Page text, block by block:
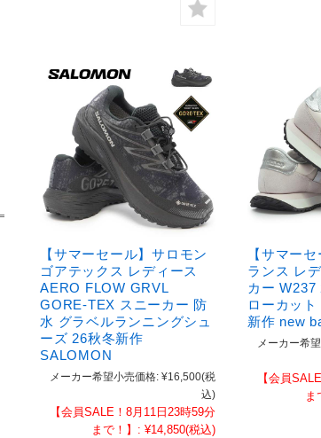
【サマーセール】サロモン
ゴアテックス レディース
AERO FLOW GRVL
GORE-TEX スニーカー 防
水 グラベルランニングシュ
ーズ 26秋冬新作
SALOMON
メーカー希望小売価格: ¥16,500(税
込)
【会員SALE！8月11日23時59分
まで！】: ¥14,850(税込)
【サマー
ランス レ
カー W237
ローカッ
新作 new
メーカー希
【会員
ま